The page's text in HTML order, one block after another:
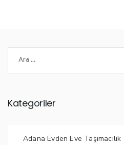
Kategoriler
Adana Evden Eve Taşımacılık